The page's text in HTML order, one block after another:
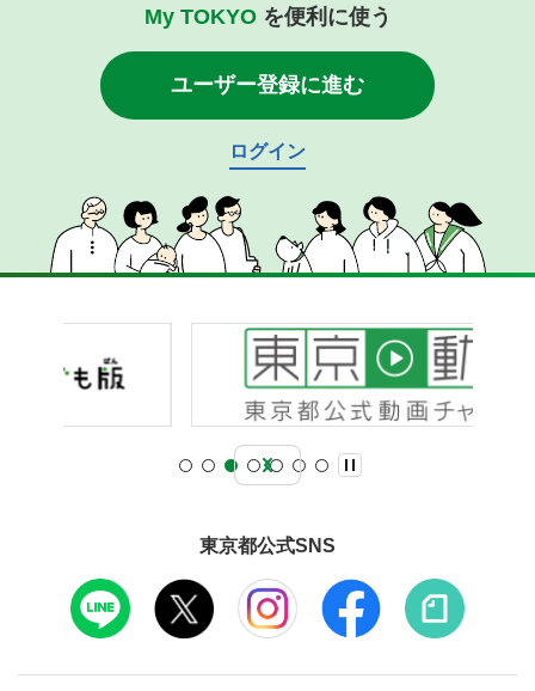
My TOKYOを便利に使う
ユーザー登録に進む
ログイン
東京都公式SNS